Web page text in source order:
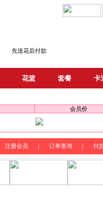
先送花后付款
花篮 套餐 卡
会员价
注册会员 订单查询 付